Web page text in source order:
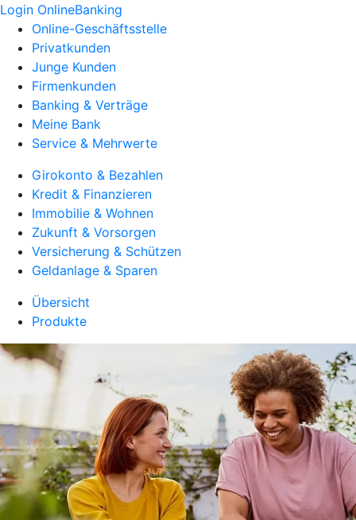
Login OnlineBanking
Online-Geschäftsstelle
Privatkunden
Junge Kunden
Firmenkunden
Banking & Verträge
Meine Bank
Service & Mehrwerte
Girokonto & Bezahlen
Kredit & Finanzieren
Immobilie & Wohnen
Zukunft & Vorsorgen
Versicherung & Schützen
Geldanlage & Sparen
Übersicht
Produkte